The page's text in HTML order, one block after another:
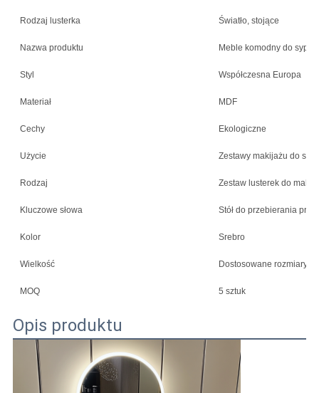
Rodzaj lusterka Światło, stojące
Nazwa produktu Meble komodny do
Styl Współczesna Europa
Materiał MDF
Cechy Ekologiczne
Użycie Zestawy makijażu do
Rodzaj Zestaw lusterek do
Kluczowe słowa Stół do przebierania
Kolor Srebro
Wielkość Dostosowane rozmiary
MOQ 5 sztuk
Opis produktu